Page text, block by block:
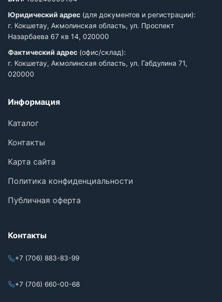
Юридический адрес (для документов и регистрации):
г. Кокшетау, Акмолинская область, ул. Проспект
Назарбаева 67 кв 14, 020000
Фактический адрес (офис/склад):
г. Кокшетау, Акмолинская область, ул. Габдулина 71,
020000
Информация
Каталог
Контакты
Карта сайта
Политика конфиденциальности
Публичная оферта
Контакты
+7 (706) 883-83-99
+7 (706) 660-00-68